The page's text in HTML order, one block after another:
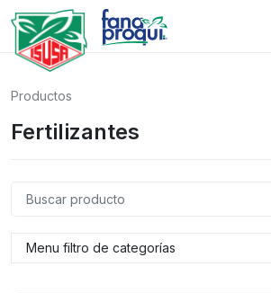
Productos
Fertilizantes
Menu filtro de categorías